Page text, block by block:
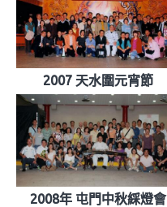
2007 天水圍元宵節
2008年 屯門中秋綵燈會